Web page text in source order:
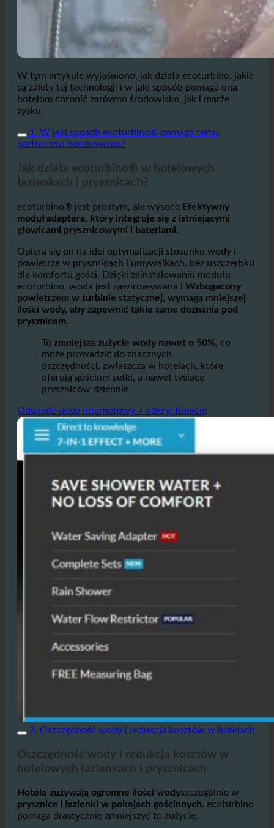
W tym artykule wyjaśniono, jak działa ecoturbino, jakie
są zalety tej technologii i w jaki sposób pomaga ona
hotelom chronić zarówno środowisko, jak i marże
zysku.
1. W jaki sposób ecoturbino® pomaga temu
partnerowi hotelowemu?
łazienkach i prysznicach?
ecoturbino® jest prostym, ale wysoce
moduł adaptera, który integruje się z istniejącymi
głowicami prysznicowymi i bateriami.
Opiera się on na idei optymalizacji stosunku wody i
powietrza w prysznicach i umywalkach, bez uszczerbku
dla komfortu gości. Dzięki zainstalowaniu modułu
ecoturbino, woda jest zawirowywana iWzbogacony
powietrzem w turbinie statycznej, wymaga mniejszej
ilości wody, aby zapewnić takie same doznania pod
prysznicem.
Tozmniejsza zużycie wody nawet o 50%, co
może prowadzić do znacznych
oszczędności, zwłaszcza w hotelach, które
oferują gościom setki, a nawet tysiące
pryszniców dziennie.
Odwiedź sklep internetowy + odkryj funkcje
2. Oszczędność wody i redukcja kosztów w hotelach
hotelowych łazienkach i prysznicach
Hotele zużywają ogromne ilości wodyszczególnie w